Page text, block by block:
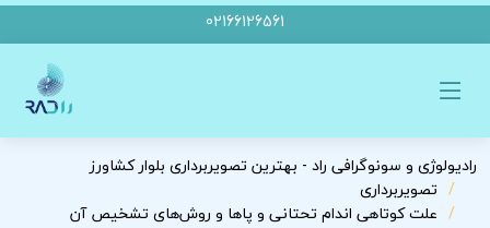
02166126561
رادیولوژی و سونوگرافی راد - بهترین تصویربرداری بلوار کشاورز
تصویربرداری
علت کوتاهی اندام تحتانی و پاها و روش‌های تشخیص آن